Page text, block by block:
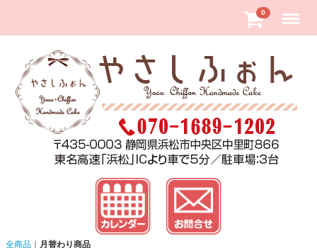
0 Menu
全商品 月替わり商品